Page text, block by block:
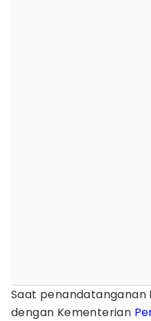
Saat penandatanganan
dengan Kementerian